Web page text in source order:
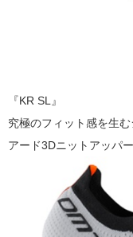
『KR SL』
究極のフィット感を生
アード3Dニットアッパ